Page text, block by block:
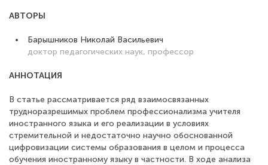
АВТОРЫ
Барышников Николай Васильевич
доктор педагогических наук, профессор
АННОТАЦИЯ
В статье рассматривается ряд взаимосвязанных
трудноразрешимых проблем профессионализма учителя
иностранного языка и его реализации в условиях
стремительной и недостаточно научно обоснованной
цифровизации системы образования в целом и процесса
обучения иностранному языку в частности. В ходе анализа